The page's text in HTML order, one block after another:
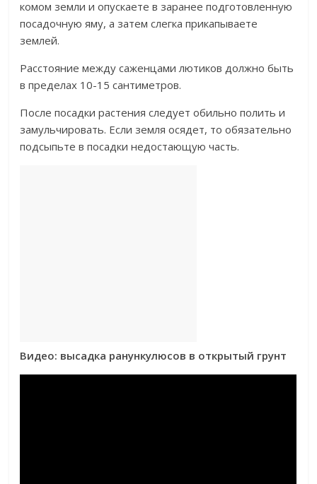
комом земли и опускаете в заранее подготовленную
посадочную яму, а затем слегка прикапываете
землей.
Расстояние между саженцами лютиков должно быть
в пределах 10-15 сантиметров.
После посадки растения следует обильно полить и
замульчировать. Если земля осядет, то обязательно
подсыпьте в посадки недостающую часть.
Видео: высадка ранункулюсов в открытый грунт